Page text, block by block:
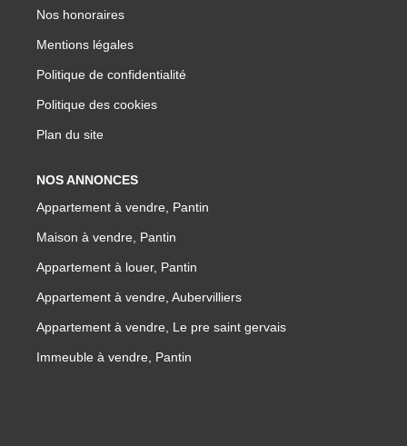
Nos honoraires
Mentions légales
Politique de confidentialité
Politique des cookies
Plan du site
NOS ANNONCES
Appartement à vendre, Pantin
Maison à vendre, Pantin
Appartement à louer, Pantin
Appartement à vendre, Aubervilliers
Appartement à vendre, Le pre saint gervais
Immeuble à vendre, Pantin